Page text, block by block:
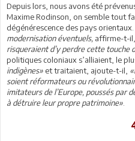
Depuis lors, nous avons été
Maxime Rodinson, on semble tout
dégénérescence des pays orientaux.
modernisation éventuels, affirme-t-il,
risqueraient d’y perdre cette touche
politiques coloniaux s’alliaient, le
indigènes» et traitaient, ajoute-t-il,
soient réformateurs ou
imitateurs de l’Europe, poussés par
à détruire leur propre patrimoine»